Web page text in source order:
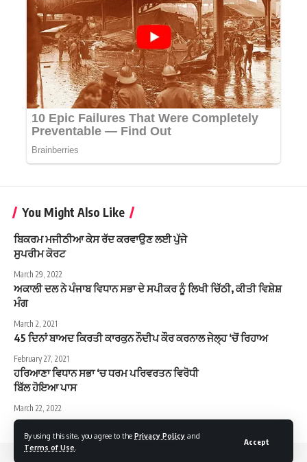
By using this site, you agree to the Privacy Policy and
Terms of Use
Accept
You Might Also Like
ਬਿਕਰਮ ਮਜੀਠੀਆ ਕੇਸ ਰੱਦ ਕਰਵਾਉਣ ਲਈ ਪੁੱਜੇ
ਸੁਪਰੀਮ ਕੋਰਟ
March 29, 2022
ਅਕਾਲੀ ਦਲ ਨੇ ਪੰਜਾਬ ਵਿਧਾਨ ਸਭਾ ਦੇ ਸਪੀਕਰ ਨੂੰ ਲਿਖੀ ਚਿੱਠੀ, ਕੀਤੀ ਵਿਸ਼ੇਸ਼
ਮੰਗ
March 2, 2021
45 ਦਿਨਾਂ ਬਾਅਦ ਕਿਰਤੀ ਕਾਰਕੁਨ ਨੌਦੀਪ ਕੌਰ ਕਰਨਾਲ ਜੇਲ੍ਹ ‘ਚੋਂ ਰਿਹਾਅ
February 27, 2021
ਹਰਿਆਣਾ ਵਿਧਾਨ ਸਭਾ ‘ਚ ਧਰਮ ਪਰਿਵਰਤਨ ਵਿਰੋਧੀ
ਬਿੱਲ ਹੋਇਆ ਪਾਸ
March 22, 2022